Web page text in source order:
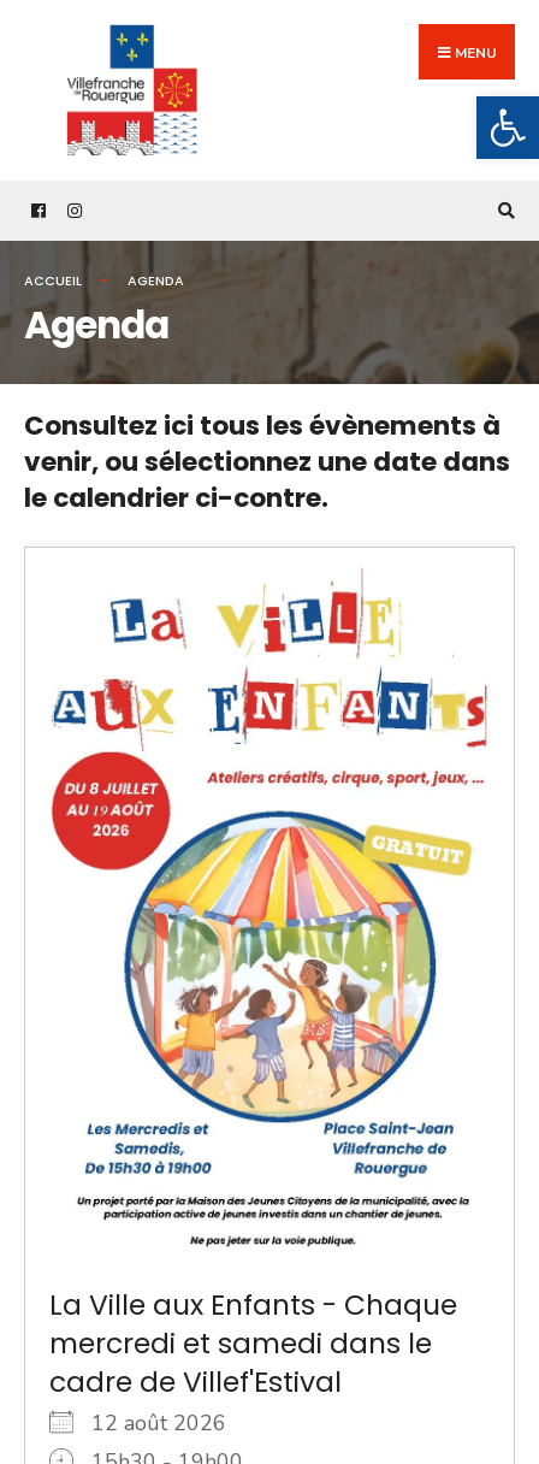
content
MENU
ACCUEIL AGENDA
Agenda
Consultez ici tous les évènements à
venir,ou sélectionnez une date dans
le calendrier ci-contre.
La Ville aux Enfants - Chaque
mercredi et samedi dans le
cadre de Villef'Estival
12 août 2026